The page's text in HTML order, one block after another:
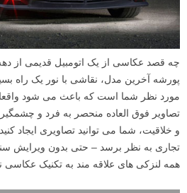
پورشه آخرین مدل، نقاشی با نور یک راه
مورد نظر شما است که باعث می شود واقعا
تصاویر فوق العاده منحصر به فرد و
و خلاقیت، شما می توانید تصاویری ایجاد
تجاری به نظر برسد – حتی بدون ویرایش
همه لنزکی های علاقه مند به تکنیک عکاسی